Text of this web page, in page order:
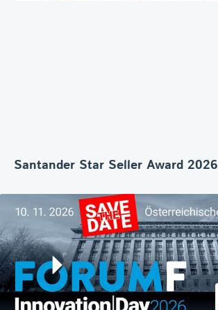
Santander Star Seller Award 2026